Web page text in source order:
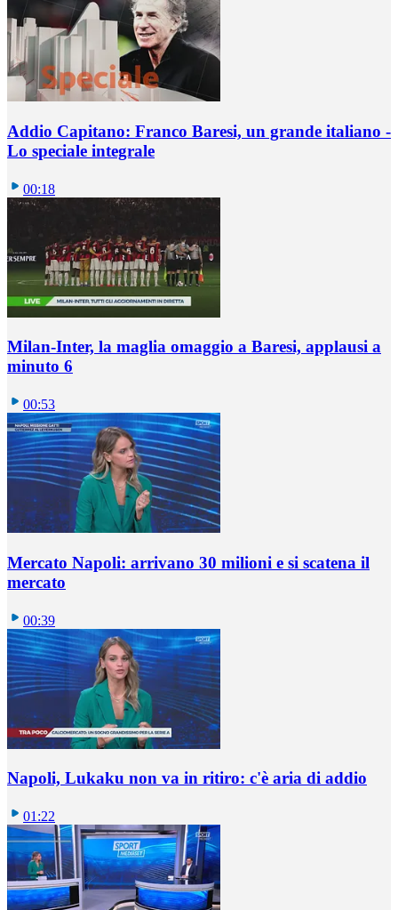
Addio Capitano: Franco Baresi, un grande italiano -
Lo speciale integrale
00:18
Milan-Inter, la maglia omaggio a Baresi, applausi a
minuto 6
00:53
Mercato Napoli: arrivano 30 milioni e si scatena il
mercato
00:39
Napoli, Lukaku non va in ritiro: c'è aria di addio
01:22